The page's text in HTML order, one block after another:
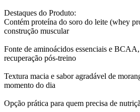
Destaques do Produto:
Contém proteína do soro do leite (whey
construção muscular
Fonte de aminoácidos essenciais e
recuperação pós-treino
Textura macia e sabor agradável de
momento do dia
Opção prática para quem precisa de